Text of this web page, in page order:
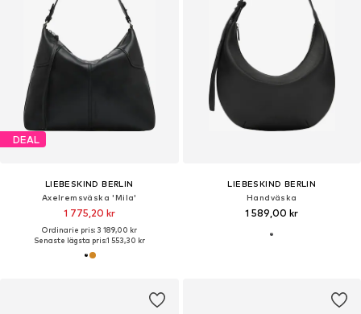
DEAL
LIEBESKIND BERLIN
Axelremsväska 'Mila'
1 775,20 kr
Ordinarie pris: 3 189,00 kr
Senaste lägsta pris:1 553,30 kr
LIEBESKIND BERLIN
Handväska
1 589,00 kr